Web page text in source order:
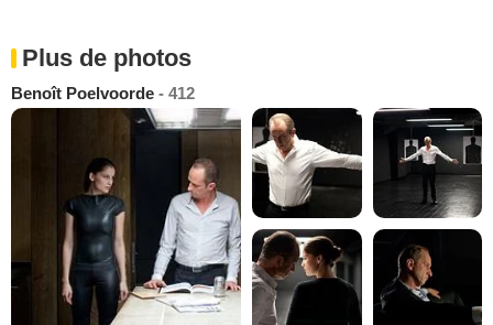
Plus de photos
Benoît Poelvoorde - 412